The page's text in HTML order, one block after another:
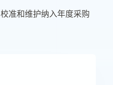
准和维护纳入年度采购